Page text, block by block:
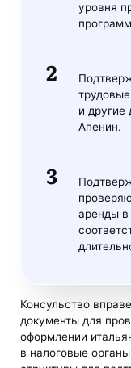
уровня
и другие
Апенин.
аренды в
Консульство
документы для
оформлении
в налоговые